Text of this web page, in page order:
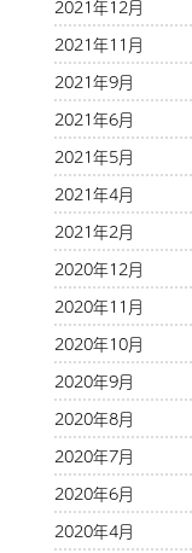
2021年12月
2021年11月
2021年9月
2021年6月
2021年5月
2021年4月
2021年2月
2020年12月
2020年11月
2020年10月
2020年9月
2020年8月
2020年7月
2020年6月
2020年4月